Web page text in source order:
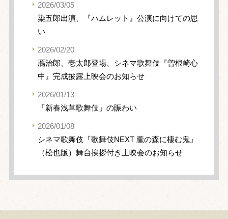
2026/03/05
染五郎出演、『ハムレット』公演に向けての思
い
2026/02/20
鴈治郎、壱太郎登場、シネマ歌舞伎『曽根崎心
中』完成披露上映会のお知らせ
2026/01/13
「新春浅草歌舞伎」の賑わい
2026/01/08
シネマ歌舞伎『歌舞伎NEXT 朧の森に棲む鬼』
（松也版）舞台挨拶付き上映会のお知らせ